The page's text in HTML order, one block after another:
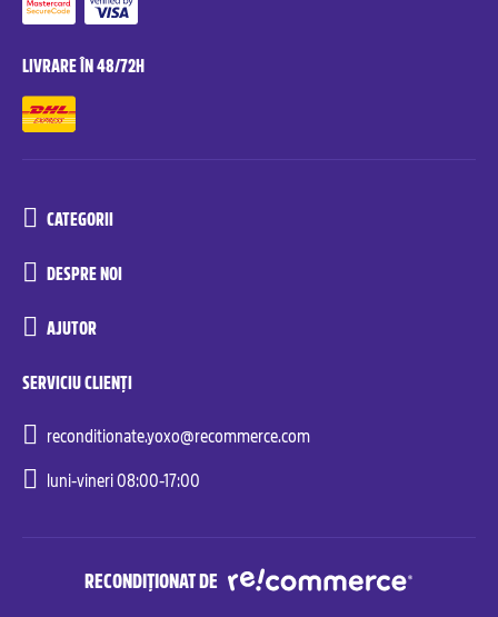
LIVRARE ÎN 48/72H
CATEGORII
DESPRE NOI
AJUTOR
SERVICIU CLIENȚI
reconditionate.yoxo@recommerce.com
luni-vineri 08:00-17:00
RECONDIȚIONAT DE